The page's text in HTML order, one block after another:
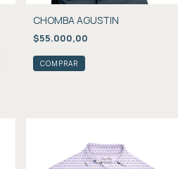
CHOMBA AGUSTIN
$55.000,00
COMPRAR